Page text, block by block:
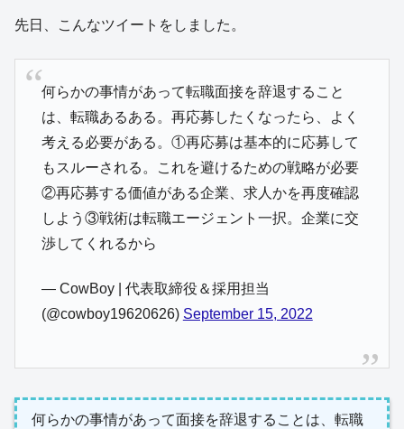
先日、こんなツイートをしました。
何らかの事情があって転職面接を辞退すること
は、転職あるある。再応募したくなったら、よく
考える必要がある。①再応募は基本的に応募して
もスルーされる。これを避けるための戦略が必要
②再応募する価値がある企業、求人かを再度確認
しよう③戦術は転職エージェント一択。企業に交
渉してくれるから
— CowBoy | 代表取締役＆採用担当
(@cowboy19620626) September 15, 2022
何らかの事情があって面接を辞退することは、転職